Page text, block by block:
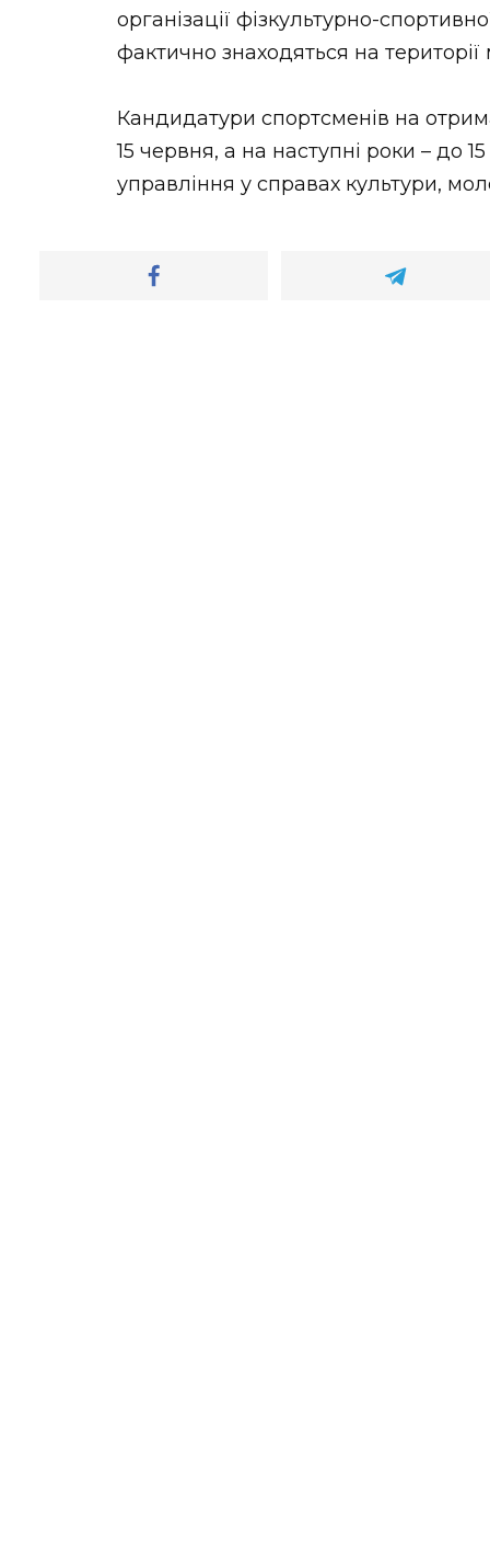
організації фізкультурно-
фактично знаходяться на території
Кандидатури спортсменів на
15 червня, а на наступні роки – до
управління у справах культури,